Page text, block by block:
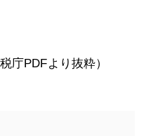
庁PDFより抜粋）